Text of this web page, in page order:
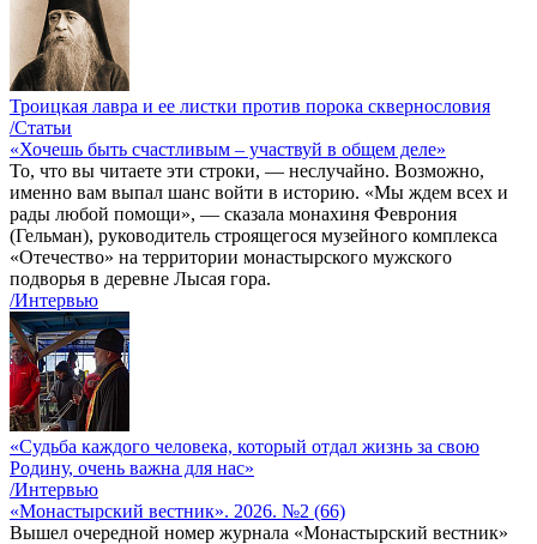
Троицкая лавра и ее листки против порока сквернословия
/Статьи
«Хочешь быть счастливым – участвуй в общем деле»
То, что вы читаете эти строки, — неслучайно. Возможно,
именно вам выпал шанс войти в историю. «Мы ждем всех и
рады любой помощи», — сказала монахиня Феврония
(Гельман), руководитель строящегося музейного комплекса
«Отечество» на территории монастырского мужского
подворья в деревне Лысая гора.
/Интервью
«Судьба каждого человека, который отдал жизнь за свою
Родину, очень важна для нас»
/Интервью
«Монастырский вестник». 2026. №2 (66)
Вышел очередной номер журнала «Монастырский вестник»